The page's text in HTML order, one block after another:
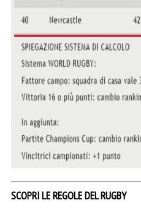
SCOPRI LE REGOLE DEL RUGBY